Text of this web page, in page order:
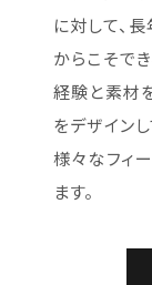
に対して、
からこそで
経験と素材
をデザイン
様々なフィ
ます。